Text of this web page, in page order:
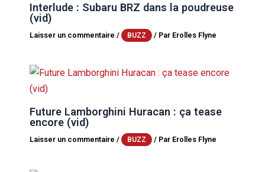
Interlude : Subaru BRZ dans la poudreuse
(vid)
Laisser un commentaire / BUZZ / Par Erolles Flyne
Future Lamborghini Huracan : ça tease
encore (vid)
Laisser un commentaire / BUZZ / Par Erolles Flyne